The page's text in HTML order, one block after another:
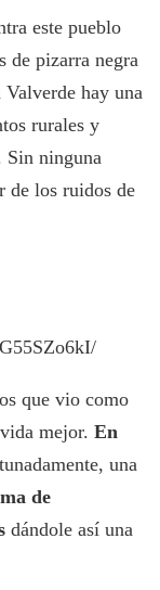
este pueblo
de pizarra negra
hay una
rurales y
Sin ninguna
de los ruidos de
que vio como
mejor. En
una
de
dándole así una